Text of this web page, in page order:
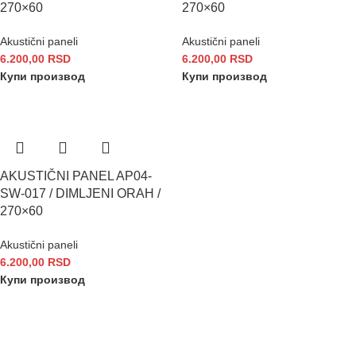
270×60
Akustični paneli
6.200,00 RSD
Купи производ
270×60
Akustični paneli
6.200,00 RSD
Купи производ
AKUSTIČNI PANEL AP04-
SW-017 / DIMLJENI ORAH /
270×60
Akustični paneli
6.200,00 RSD
Купи производ